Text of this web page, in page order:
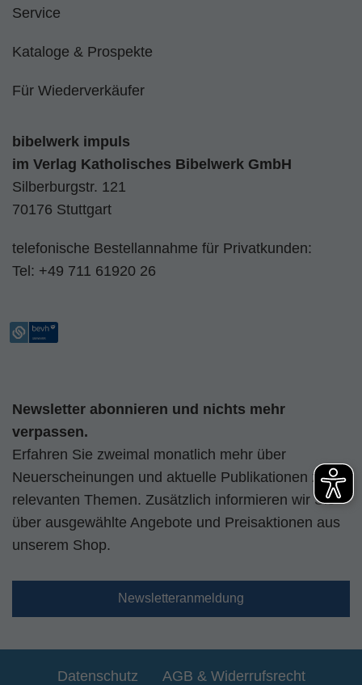
Service
Kataloge & Prospekte
Für Wiederverkäufer
bibelwerk impuls
im Verlag Katholisches Bibelwerk GmbH
Silberburgstr. 121
70176 Stuttgart
telefonische Bestellannahme für Privatkunden:
Tel: +49 711 61920 26
Newsletter abonnieren und nichts mehr
verpassen.
Erfahren Sie zweimal monatlich mehr über
Neuerscheinungen und aktuelle Publikationen zu
relevanten Themen. Zusätzlich informieren wir Sie
über ausgewählte Angebote und Preisaktionen aus
unserem Shop.
Newsletteranmeldung
Datenschutz AGB & Widerrufsrecht